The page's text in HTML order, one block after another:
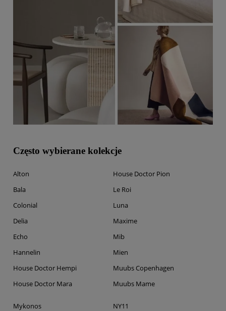
Często wybierane kolekcje
Alton
Bala
Colonial
Delia
Echo
Hannelin
House Doctor Hempi
House Doctor Mara
House Doctor Pion
Le Roi
Luna
Maxime
Mib
Mien
Muubs Copenhagen
Muubs Mame
Mykonos
NY11